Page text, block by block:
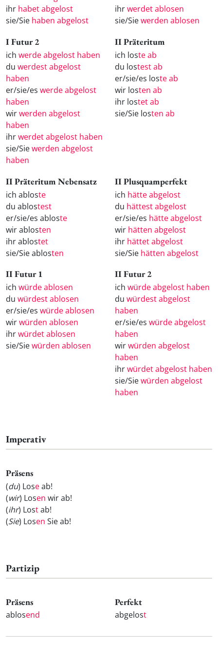
ihr habet abgelost
sie/Sie haben abgelost
ihrwerdet ablosen
sie/Siewerden ablosen
I Futur 2
ich werde abgelost haben
du werdest abgelost
haben
er/sie/es werde abgelost
haben
wirwerden abgelost
haben
ihrwerdet abgelost haben
sie/Siewerden abgelost
haben
II Präteritum
ich loste ab
du lostest ab
er/sie/es loste ab
wir losten ab
ihr lostet ab
sie/Sie losten ab
II Präteritum Nebensatz
ich abloste
du ablostest
er/sie/es abloste
wir ablosten
ihr ablostet
sie/Sie ablosten
II Plusquamperfekt
ich hätte abgelost
du hättest abgelost
er/sie/es hätte abgelost
wir hätten abgelost
ihr hättet abgelost
sie/Sie hätten abgelost
II Futur 1
ich würde ablosen
du würdest ablosen
er/sie/es würde ablosen
wirwürden ablosen
ihrwürdet ablosen
sie/Siewürden ablosen
II Futur 2
ich würde abgelost haben
du würdest abgelost
haben
er/sie/es würde abgelost
haben
wirwürden abgelost
haben
ihrwürdet abgelost haben
sie/Siewürden abgelost
haben
Imperativ
Präsens
(du) Loseab!
(wir) Losen wir ab!
(ihr) Lostab!
(Sie) Losen Sie ab!
Partizip
Präsens
ablosend
Perfekt
abgelost